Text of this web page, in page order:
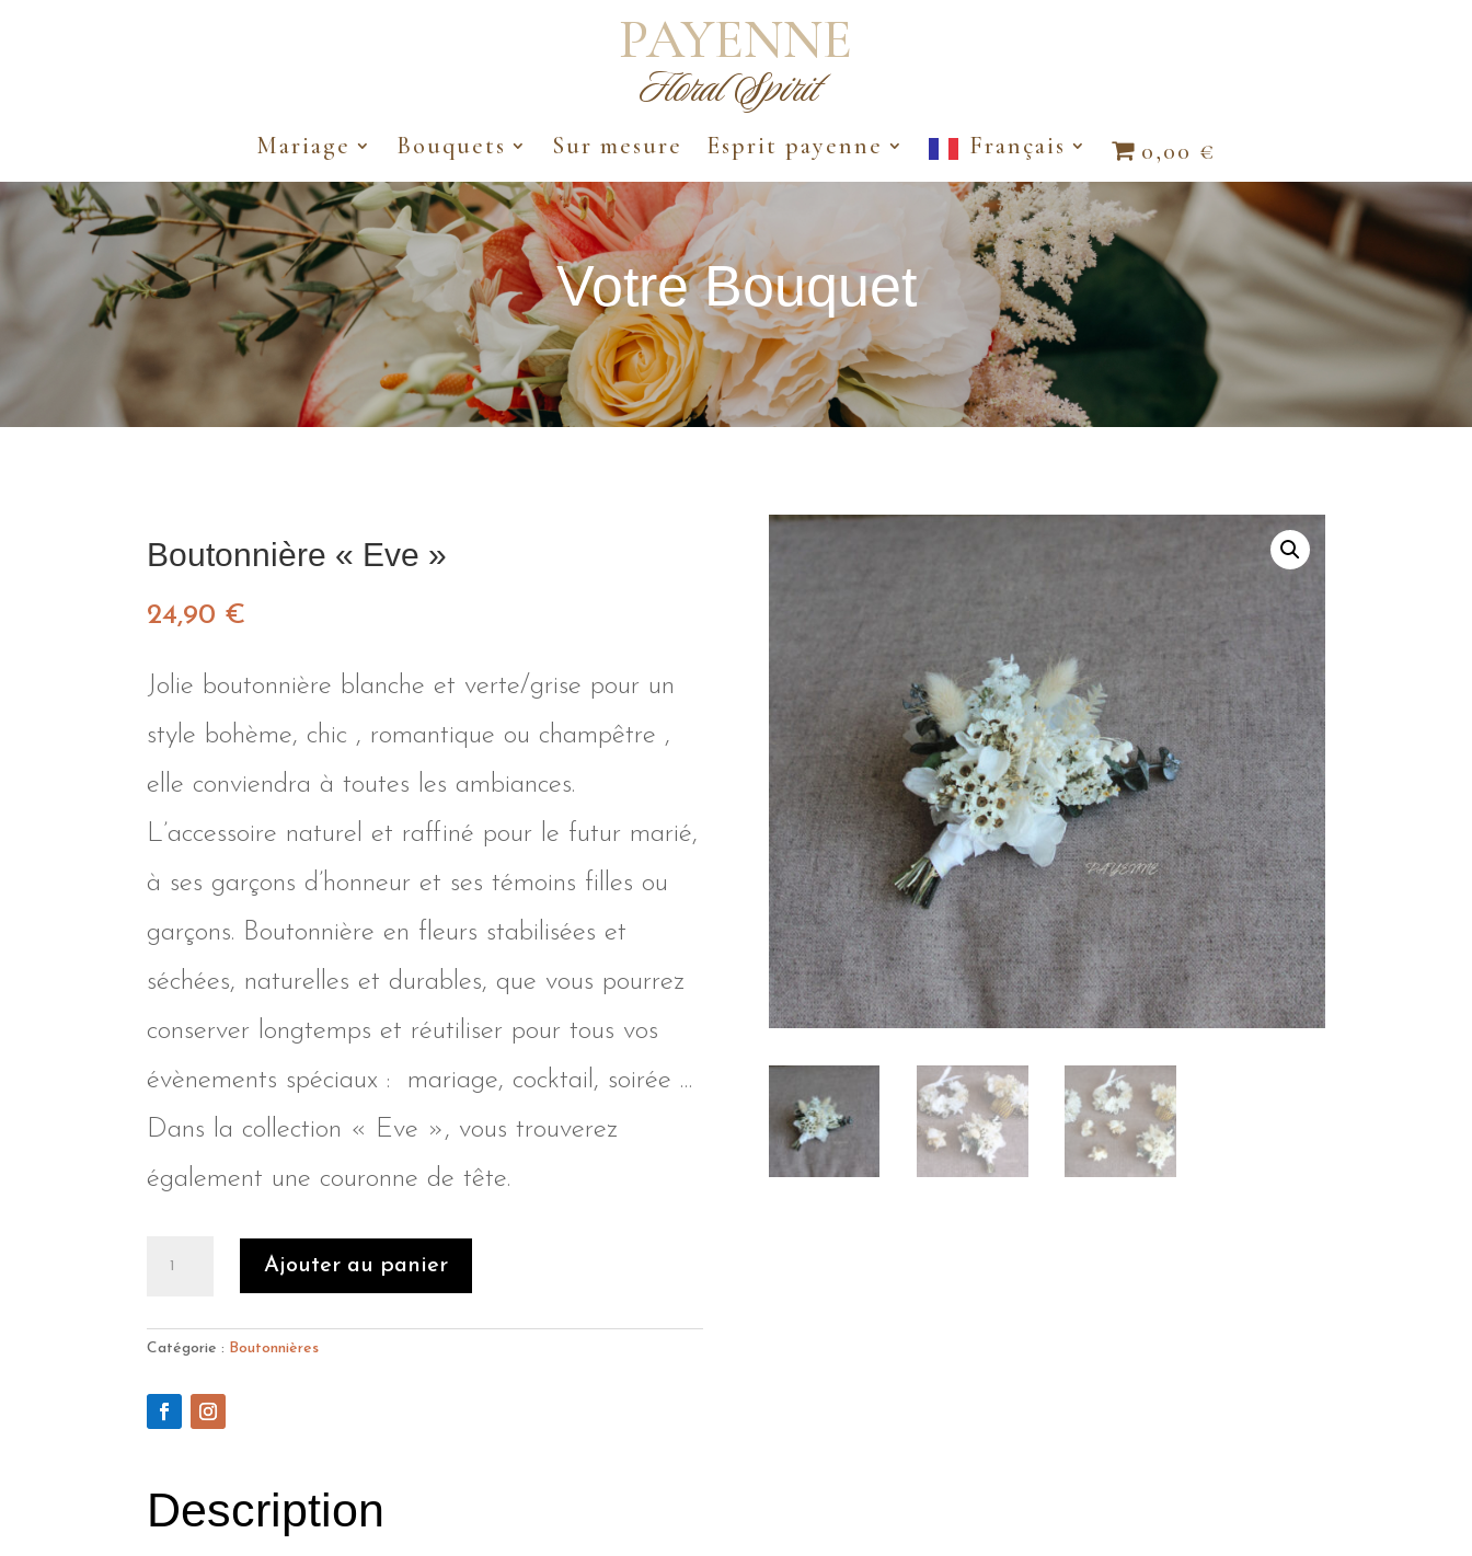
PAYENNE
Floral Spirit
Mariage Bouquets Sur mesure Esprit payenne Français 0,00 €
Votre Bouquet
Boutonnière « Eve »
24,90 €
Jolie boutonnière blanche et verte/grise pour un
style bohème, chic , romantique ou champêtre ,
elle conviendra à toutes les ambiances.
L’accessoire naturel et raffiné pour le futur marié,
à ses garçons d’honneur et ses témoins filles ou
garçons. Boutonnière en fleurs stabilisées et
séchées, naturelles et durables, que vous pourrez
conserver longtemps et réutiliser pour tous vos
évènements spéciaux : mariage, cocktail, soirée …
Dans la collection « Eve », vous trouverez
également une couronne de tête.
Ajouter au panier
Catégorie : Boutonnières
Description